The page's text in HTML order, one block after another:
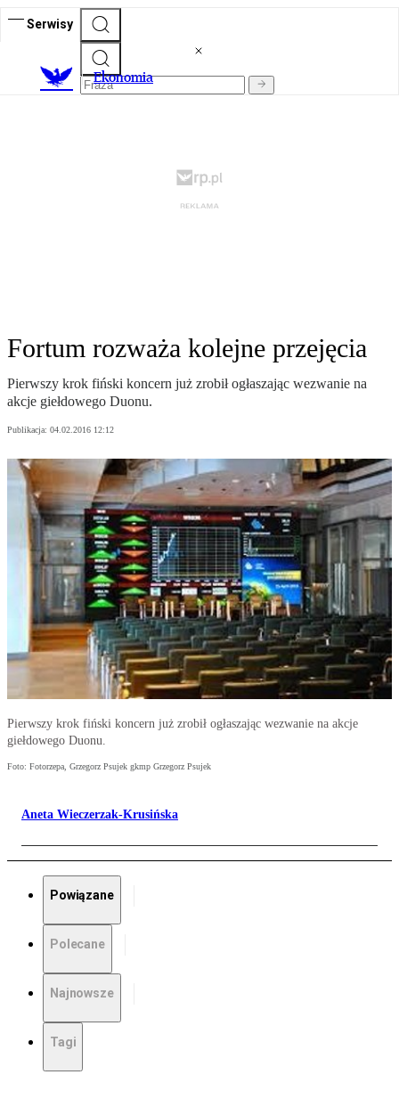
Serwisy
Ekonomia
Fortum rozważa kolejne przejęcia
Pierwszy krok fiński koncern już zrobił ogłaszając wezwanie na
akcje giełdowego Duonu.
Publikacja: 04.02.2016 12:12
Pierwszy krok fiński koncern już zrobił ogłaszając wezwanie na akcje
giełdowego Duonu.
Foto: Fotorzepa, Grzegorz Psujek gkmp Grzegorz Psujek
Aneta Wieczerzak-Krusińska
Powiązane
Polecane
Najnowsze
Tagi